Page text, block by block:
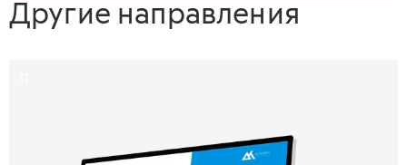
Другие направления